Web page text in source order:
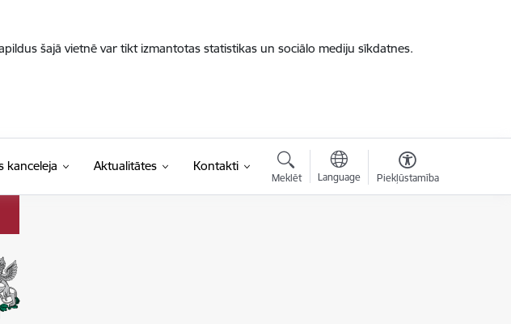
šajā vietnē var tikt izmantotas statistikas un sociālo mediju sīkdatnes.
kanceleja Aktualitātes Kontakti
Meklēt Language Piekļūstamība